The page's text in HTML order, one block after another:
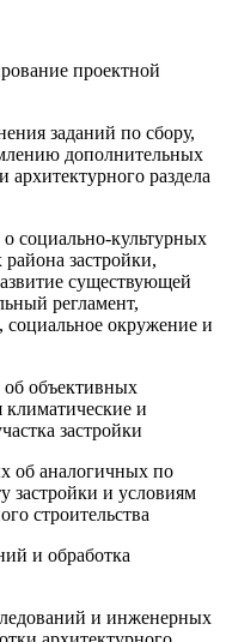
проектной
заданий по сбору,
дополнительных
раздела
социально-культурных
застройки,
существующей
регламент,
социальное окружение и
об объективных
климатические и
застройки
об аналогичных по
застройки и условиям
строительства
и обработка
и инженерных